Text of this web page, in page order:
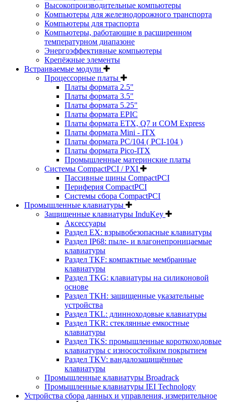
Высокопроизводительные компьютеры
Компьютеры для железнодорожного транспорта
Компьютеры для траспорта
Компьютеры, работающие в расширенном
температурном диапазоне
Энергоэффективные компьютеры
Крепёжные элементы
Встраиваемые модули
Процессорные платы
Платы формата 2.5"
Платы формата 3.5"
Платы формата 5.25"
Платы формата EPIC
Платы формата ETX, Q7 и COM Express
Платы формата Mini - ITX
Платы формата PC/104 ( PCI-104 )
Платы формата Pico-ITX
Промышленные материнские платы
Системы CompactPCI / PXI
Пассивные шины CompactPCI
Периферия CompactPCI
Системы сбора CompactPCI
Промышленные клавиатуры
Защищенные клавиатуры InduKey
Аксессуары
Раздел EX: взрывобезопасные клавиатуры
Раздел IP68: пыле- и влагонепроницаемые
клавиатуры
Раздел TKF: компактные мембранные
клавиатуры
Раздел TKG: клавиатуры на силиконовой
основе
Раздел TKH: защищенные указательные
устройства
Раздел TKL: длинноходовые клавиатуры
Раздел TKR: стеклянные емкостные
клавиатуры
Раздел TKS: промышленные короткоходовые
клавиатуры с износостойким покрытием
Раздел TKV: вандалозащищённые
клавиатуры
Промышленные клавиатуры Broadrack
Промышленные клавиатуры IEI Technology
Устройства сбора данных и управления, измерительное